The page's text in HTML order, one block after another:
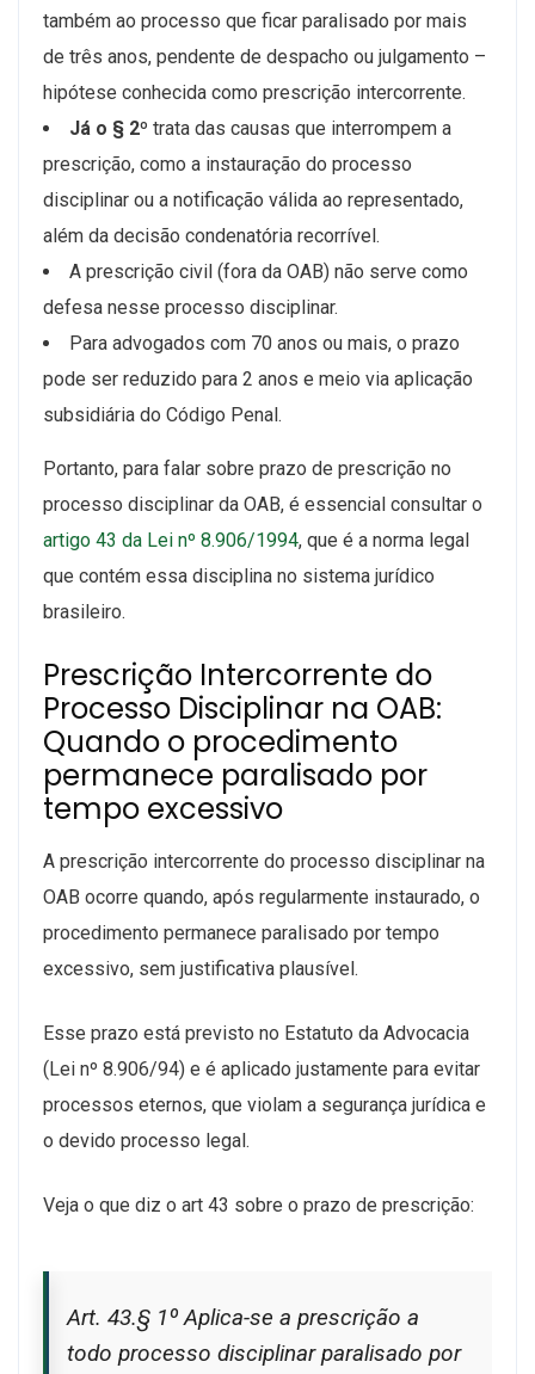
também ao processo que ficar paralisado por mais
de três anos, pendente de despacho ou julgamento –
hipótese conhecida como prescrição intercorrente.
Já o § 2º trata das causas que interrompem a
prescrição, como a instauração do processo
disciplinar ou a notificação válida ao representado,
além da decisão condenatória recorrível.
A prescrição civil (fora da OAB) não serve como
defesa nesse processo disciplinar.
Para advogados com 70 anos ou mais, o prazo
pode ser reduzido para 2 anos e meio via aplicação
subsidiária do Código Penal.
Portanto, para falar sobre prazo de prescrição no
processo disciplinar da OAB, é essencial consultar o
artigo 43 da Lei nº 8.906/1994, que é a norma legal
que contém essa disciplina no sistema jurídico
brasileiro.
Prescrição Intercorrente do
Processo Disciplinar na OAB:
Quando o procedimento
permanece paralisado por
tempo excessivo
A prescrição intercorrente do processo disciplinar na
OAB ocorre quando, após regularmente instaurado, o
procedimento permanece paralisado por tempo
excessivo, sem justificativa plausível.
Esse prazo está previsto no Estatuto da Advocacia
(Lei nº 8.906/94) e é aplicado justamente para evitar
processos eternos, que violam a segurança jurídica e
o devido processo legal.
Veja o que diz o art 43 sobre o prazo de prescrição:
Art. 43.§ 1º Aplica-se a prescrição a
todo processo disciplinar paralisado por